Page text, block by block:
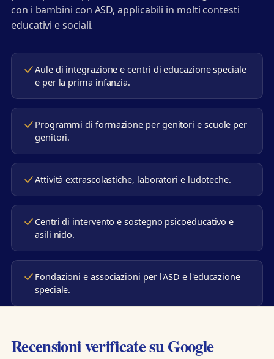
con i bambini con ASD, applicabili in molti contesti
educativi e sociali.
Aule di integrazione e centri di educazione speciale
e per la prima infanzia.
Programmi di formazione per genitori e scuole per
genitori.
Attività extrascolastiche, laboratori e ludoteche.
Centri di intervento e sostegno psicoeducativo e
asili nido.
Fondazioni e associazioni per l'ASD e l'educazione
speciale.
Recensioni verificate su Google